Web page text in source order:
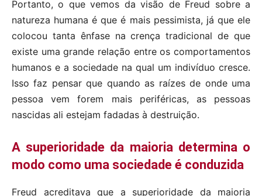
Portanto, o que vemos da visão de Freud sobre a
natureza humana é que é mais pessimista, já que ele
colocou tanta ênfase na crença tradicional de que
existe uma grande relação entre os comportamentos
humanos e a sociedade na qual um indivíduo cresce.
Isso faz pensar que quando as raízes de onde uma
pessoa vem forem mais periféricas, as pessoas
nascidas ali estejam fadadas à destruição.
A superioridade da maioria determina o
modo como uma sociedade é conduzida
Freud acreditava que a superioridade da maioria